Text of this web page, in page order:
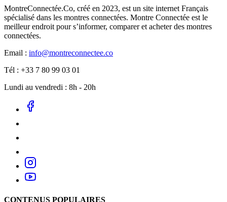
MontreConnectée.Co, créé en 2023, est un site internet Français
spécialisé dans les montres connectées. Montre Connectée est le
meilleur endroit pour s’informer, comparer et acheter des montres
connectées.
Email : info@montreconnectee.co
Tél : +33 7 80 99 03 01
Lundi au vendredi : 8h - 20h
CONTENUS POPULAIRES